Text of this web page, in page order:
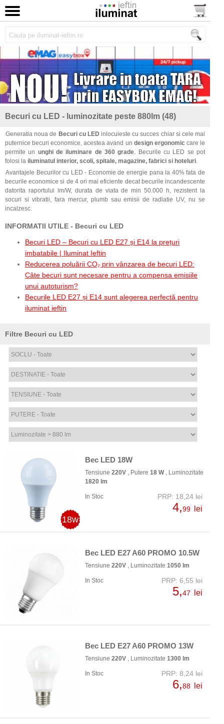
Becuri cu LED - luminozitate peste 880lm (48)
Generatia noua de Becuri cu LED inlocuieste cu succes chiar si cele mai
puternice becuri economice, acestea avand un design ergonomic care le
permite un unghi de iluminare de 360 grade. Becurile cu LED se pot
folosi la iluminatul interior, scoli, spitale, magazine, fabrici si hoteluri.
Avantajele Becurilor cu LED - Economie de energie pana la 40% fata de
becurile economice si de 4 ori mai eficiente decat becurile incandescente
datorita raportului lm/W, durata de viata de min 50.000 h, rezistent la
socuri si vibratii, fara mercur, plumb sau emisii de radiatie UV, nu se
incalzesc.
INFORMATII UTILE - Becuri cu LED
Becuri LED – Becuri cu LED E27 și E14 la prețuri
imbatabile | Iluminat Ieftin
Reducerea poluării CO₂ prin vânzarea de becuri LED:
Câte becuri sunt necesare pentru a compensa emisiile
unui autoturism?
Becurile LED E27 și E14 sunt alegerea perfectă pentru
iluminat ieftin
Filtre Becuri cu LED
18w
Bec LED 18W
Tensiune 220V , Putere 18 W, Luminozitate
1820 lm
In Stoc PRP: 18,24 lei
4,99 lei
Bec LED E27 A60 PROMO 10.5W
Tensiune 220V , Luminozitate 1050 lm
In Stoc PRP: 6,55 lei
5,47 lei
Bec LED E27 A60 PROMO 13W
Tensiune 220V , Luminozitate 1300 lm
In Stoc PRP: 8,24 lei
6,88 lei